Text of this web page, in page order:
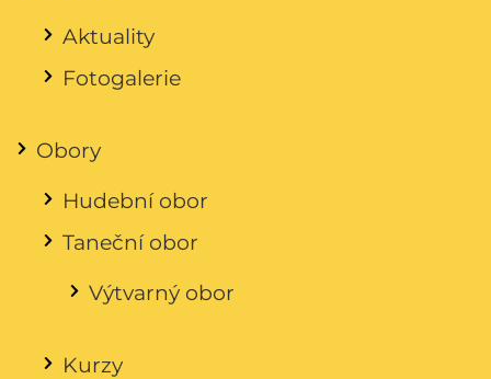
Aktuality
Fotogalerie
Obory
Hudební obor
Taneční obor
Výtvarný obor
Kurzy